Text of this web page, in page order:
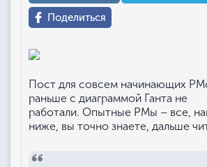
Поделиться
Пост для совсем начинающих
раньше с диаграммой Ганта не
работали. Опытные РМы – все,
ниже, вы точно знаете, дальше